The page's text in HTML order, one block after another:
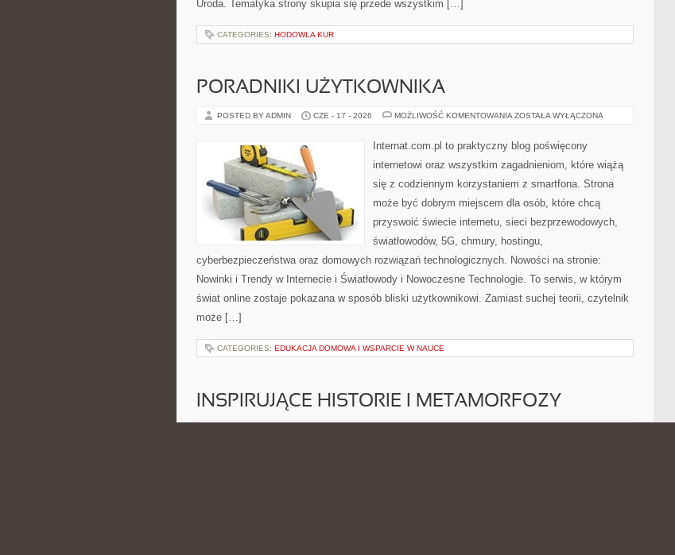
Uroda. Tematyka strony skupia się przede wszystkim […]
CATEGORIES: HODOWLA KUR
PORADNIKI UŻYTKOWNIKA
POSTED BY ADMIN CZE - 17 - 2026 MOŻLIWOŚĆ KOMENTOWANIA PORADNIKI
ZOSTAŁA WYŁĄCZONA
Internat.com.pl to praktyczny blog poświęcony
internetowi oraz wszystkim zagadnieniom, które wiążą
się z codziennym korzystaniem z smartfona. Strona
może być dobrym miejscem dla osób, które chcą
przyswoić świecie internetu, sieci bezprzewodowych,
światłowodów, 5G, chmury, hostingu,
cyberbezpieczeństwa oraz domowych rozwiązań technologicznych. Nowości na stronie:
Nowinki i Trendy w Internecie i Światłowody i Nowoczesne Technologie. To serwis, w którym
świat online zostaje pokazana w sposób bliski użytkownikowi. Zamiast suchej teorii, czytelnik
może […]
CATEGORIES: EDUKACJA DOMOWA I WSPARCIE W NAUCE
INSPIRUJĄCE HISTORIE I METAMORFOZY